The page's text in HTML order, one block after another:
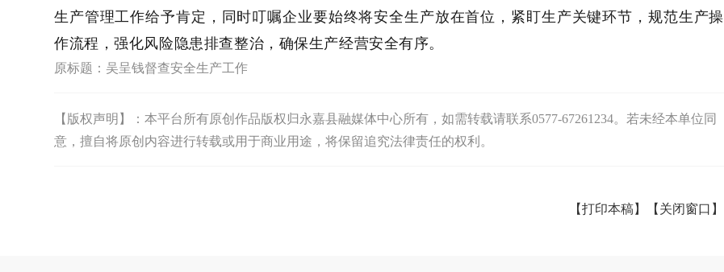
生产管理工作给予肯定，同时叮嘱企业要始终将安全生产放在首位，紧盯生产关键环节，规范生产操
作流程，强化风险隐患排查整治，确保生产经营安全有序。
原标题： 吴呈钱督查安全生产工作
【版权声明】：本平台所有原创作品版权归永嘉县融媒体中心所有，如需转载请联系0577-67261234。若未经本单位同
意，擅自将原创内容进行转载或用于商业用途，将保留追究法律责任的权利。
【打印本稿】 【关闭窗口】